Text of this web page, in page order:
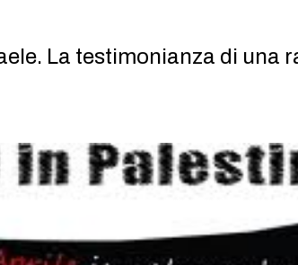
La testimonianza di una